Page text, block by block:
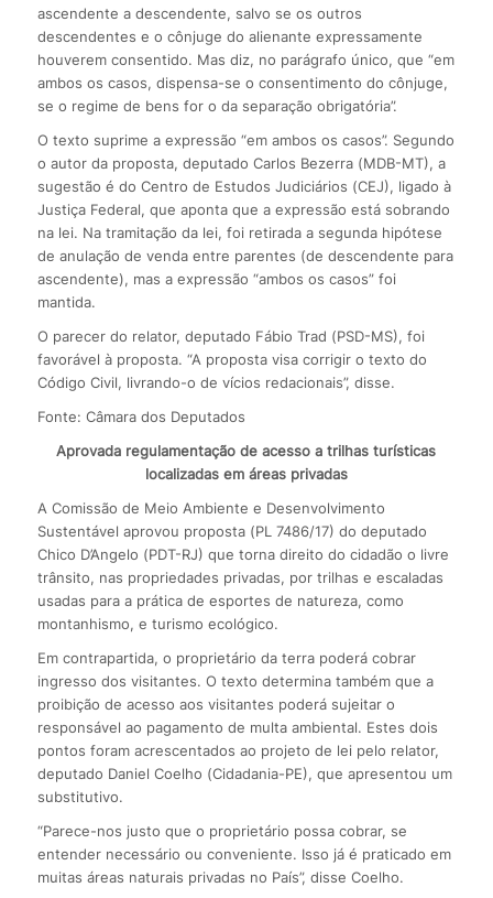
ascendente a descendente, salvo se os outros
descendentes e o cônjuge do alienante expressamente
houverem consentido. Mas diz, no parágrafo único, que “em
ambos os casos, dispensa-se o consentimento do cônjuge,
se o regime de bens for o da separação obrigatória”.
O texto suprime a expressão “em ambos os casos”. Segundo
o autor da proposta, deputado Carlos Bezerra (MDB-MT), a
sugestão é do Centro de Estudos Judiciários (CEJ), ligado à
Justiça Federal, que aponta que a expressão está sobrando
na lei. Na tramitação da lei, foi retirada a segunda hipótese
de anulação de venda entre parentes (de descendente para
ascendente), mas a expressão “ambos os casos” foi
mantida.
O parecer do relator, deputado Fábio Trad (PSD-MS), foi
favorável à proposta. “A proposta visa corrigir o texto do
Código Civil, livrando-o de vícios redacionais”, disse.
Fonte: Câmara dos Deputados
Aprovada regulamentação de acesso a trilhas turísticas
localizadas em áreas privadas
A Comissão de Meio Ambiente e Desenvolvimento
Sustentável aprovou proposta (PL 7486/17) do deputado
Chico D’Angelo (PDT-RJ) que torna direito do cidadão o livre
trânsito, nas propriedades privadas, por trilhas e escaladas
usadas para a prática de esportes de natureza, como
montanhismo, e turismo ecológico.
Em contrapartida, o proprietário da terra poderá cobrar
ingresso dos visitantes. O texto determina também que a
proibição de acesso aos visitantes poderá sujeitar o
responsável ao pagamento de multa ambiental. Estes dois
pontos foram acrescentados ao projeto de lei pelo relator,
deputado Daniel Coelho (Cidadania-PE), que apresentou um
substitutivo.
“Parece-nos justo que o proprietário possa cobrar, se
entender necessário ou conveniente. Isso já é praticado em
muitas áreas naturais privadas no País”, disse Coelho.